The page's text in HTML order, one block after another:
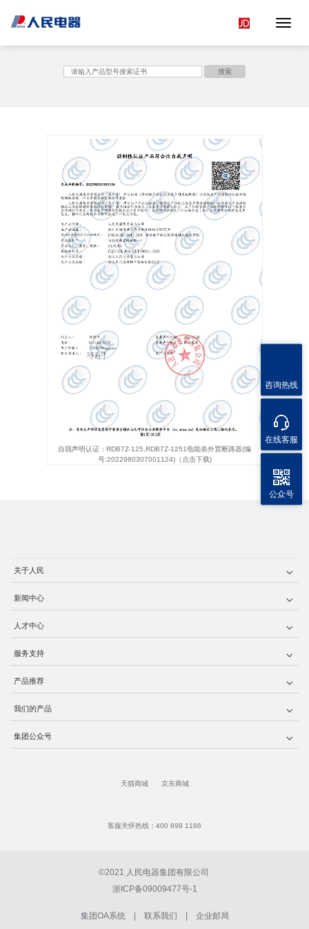
Toggle
搜索
自我声明认证：RDB7Z-125,RDB7Z-1251电能表外置断路器(编
号:2022980307001124)（点击下载)
关于人民
新闻中心
人才中心
服务支持
产品推荐
我们的产品
集团公众号
天猫商城 京东商城
客服关怀热线：400 898 1166
©2021 人民电器集团有限公司
浙ICP备09009477号-1
集团OA系统| 联系我们 企业邮局
咨询热线
在线客服
公众号